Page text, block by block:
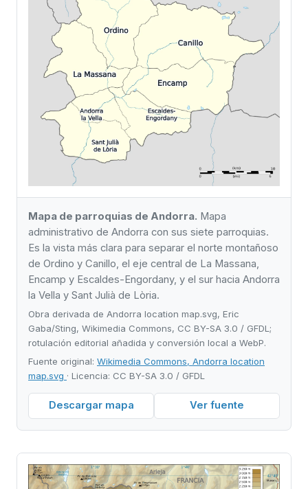
Mapa de parroquias de Andorra. Mapa
administrativo de Andorra con sus siete parroquias.
Es la vista más clara para separar el norte montañoso
de Ordino y Canillo, el eje central de La Massana,
Encamp y Escaldes-Engordany, y el sur hacia Andorra
la Vella y Sant Julià de Lòria.
Obra derivada de Andorra location map.svg, Eric
Gaba/Sting, Wikimedia Commons, CC BY-SA 3.0 / GFDL;
rotulación editorial añadida y conversión local a WebP.
Fuente original: Wikimedia Commons, Andorra location
map.svg · Licencia: CC BY-SA 3.0 / GFDL
Descargar mapa Ver fuente